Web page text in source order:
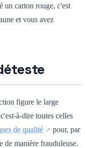
un carton rouge, c'est
et vous avez
figure le large
à-dire toutes celles
de qualité
pour, par
de manière frauduleuse.